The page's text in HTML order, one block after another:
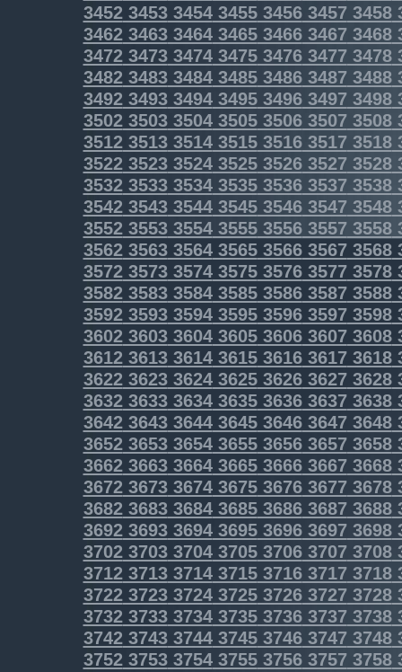
345234533454345534563457 3458
346234633464346534663467 3468
347234733474347534763477 3478
348234833484348534863487 3488
349234933494349534963497 3498
350235033504350535063507 3508
351235133514351535163517 3518
352235233524352535263527 3528
353235333534353535363537 3538
354235433544354535463547 3548
355235533554355535563557 3558
3562356335643565356635673568
3572357335743575357635773578
3582358335843585358635873588
3592359335943595359635973598
3602360336043605360636073608
3612361336143615361636173618
3622362336243625362636273628
3632363336343635363636373638
3642364336443645364636473648
3652365336543655365636573658
3662366336643665366636673668
3672367336743675367636773678
3682368336843685368636873688
3692369336943695369636973698
370237033704370537063707 3708
371237133714371537163717 3718
372237233724372537263727 3728
373237333734373537363737 3738
374237433744374537463747 3748
375237533754375537563757 3758